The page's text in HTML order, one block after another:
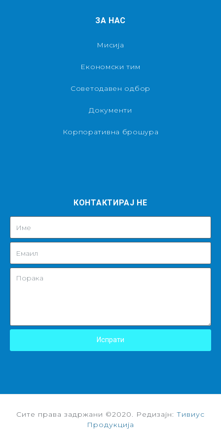
ЗА НАС
Мисија
Економски тим
Советодавен одбор
Документи
Корпоративна брошура
КОНТАКТИРАЈ НЕ
Испрати
Сите права задржани ©2020. Редизајн: Тивиус
Продукција